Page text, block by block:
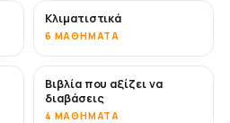
ΣΎΝΤΟΜΑ
Κλιματιστικά
6 ΜΑΘΉΜΑΤΑ
ΣΎΝΤΟΜΑ
Βιβλία που αξίζει να
διαβάσεις
4 ΜΑΘΉΜΑΤΑ